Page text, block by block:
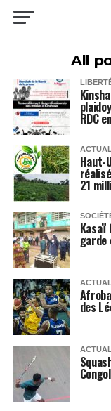
All
RDC
Haut-
21
Kasaï
des